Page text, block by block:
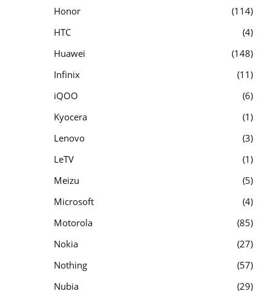
Honor
114
HTC
4
Huawei
148
Infinix
11
iQOO
6
Kyocera
1
Lenovo
3
LeTV
1
Meizu
5
Microsoft
4
Motorola
85
Nokia
27
Nothing
57
Nubia
29